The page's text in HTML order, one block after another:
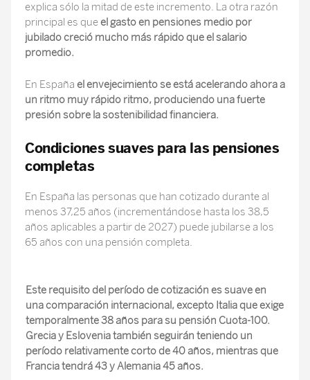
explica sólo la mitad de este incremento. La otra razón
principal es queel gasto en pensiones medio por
jubilado creció mucho más rápido que el salario
promedio.
En España el envejecimiento se está acelerando ahora a
un ritmo muy rápido ritmo, produciendo una fuerte
presión sobre la sostenibilidad financiera.
Condiciones suaves para las pensiones
completas
En España las personas que han cotizado durante al
menos 37,25 años (incrementándose hasta los 38,5
años aplicables a partir de 2027) puede jubilarse a los
65 años con una pensión completa.
Este requisito del período de cotización es suave en
una comparación internacional, excepto Italia que exige
temporalmente 38 años para su pensión Cuota-100.
Grecia y Eslovenia también seguirán teniendo un
período relativamente corto de 40 años, mientras que
Francia tendrá 43 y Alemania 45 años.